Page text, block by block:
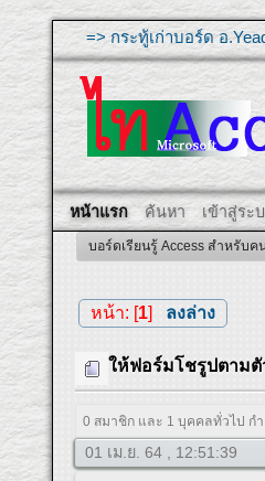
=> กระทู้เก่าบอร์ด อ
หน้าแรก ค้นหา เข้าสู่ระ
บอร์ดเรียนรู้ Access สำหรับค
หน้า: [1] ลงล่าง
ให้ฟอร์มโชรูปตามตั
0 สมาชิก และ 1 บุคคลทั่วไป ก
01 เม.ย. 64 , 12:51:39